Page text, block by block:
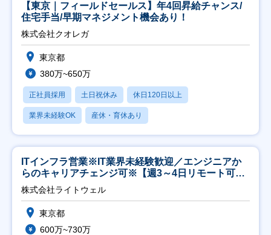
【東京｜フィールドセールス】年4回昇給チャンス/
住宅手当/早期マネジメント機会あり！
株式会社クオレガ
東京都
380万~650万
正社員採用 土日祝休み 休日120日以上
業界未経験OK 産休・育休あり
ITインフラ営業※IT業界未経験歓迎／エンジニアか
らのキャリアチェンジ可※【週3～4日リモート可
能】
株式会社ライトウェル
東京都
600万~730万